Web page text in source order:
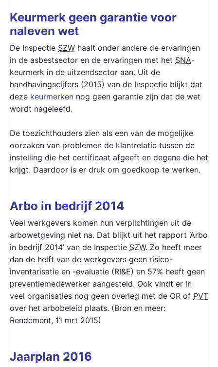
Keurmerk geen garantie voor
naleven wet
De Inspectie SZW haalt onder andere de ervaringen
in de asbestsector en de ervaringen met het SNA-
keurmerk in de uitzendsector aan. Uit de
handhavingscijfers (2015) van de Inspectie blijkt dat
deze keurmerken nog geen garantie zijn dat de wet
wordt nageleefd.
De toezichthouders zien als een van de mogelijke
oorzaken van problemen de klantrelatie tussen de
instelling die het certificaat afgeeft en degene die het
krijgt. Daardoor is er druk om goedkoop te werken.
Arbo in bedrijf 2014
Veel werkgevers komen hun verplichtingen uit de
arbowetgeving niet na. Dat blijkt uit het rapport ‘Arbo
in bedrijf 2014’ van de Inspectie SZW. Zo heeft meer
dan de helft van de werkgevers geen risico-
inventarisatie en -evaluatie (RI&E) en 57% heeft geen
preventiemedewerker aangesteld. Ook vindt er in
veel organisaties nog geen overleg met de OR of PVT
over het arbobeleid plaats. (Bron en meer:
Rendement, 11 mrt 2015)
Jaarplan 2016